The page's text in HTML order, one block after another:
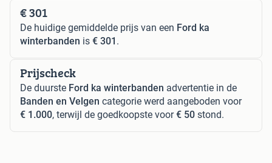
€ 301
De huidige gemiddelde prijs van een Ford ka
winterbanden is € 301 .
Prijscheck
De duurste Ford ka winterbanden advertentie in de
Banden en Velgen categorie werd aangeboden voor
€ 1.000, terwijl de goedkoopste voor€ 50 stond.